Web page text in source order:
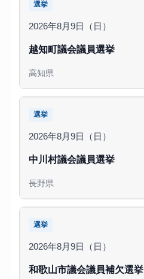
選挙
2026年8月9日（日）
越知町議会議員選挙
高知県
選挙
2026年8月9日（日）
中川村議会議員選挙
長野県
選挙
2026年8月9日（日）
和歌山市議会議員補欠選挙